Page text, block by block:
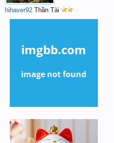
hihaver92 Thần Tài